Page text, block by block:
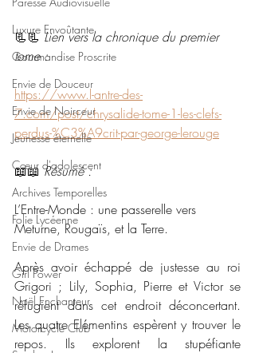
Luxure Envoûtante
Gourmandise Proscrite
Envie de Douceur
Envie de Noirceur
Jeunesse éternelle
Cœur d'adolescent
Archives Temporelles
Folie Lycéenne
Envie de Drames
Girl Power
Noël Enchanteur
Motorcycle Club
📃📃 Lien vers la chronique du premier
tome :
https://www.l-antre-des-
7.com/post/chrysalide-tome-1-les-clefs-
perdus-%C3%A9crit-par-george-lerouge
📖📖 Résumé :
L’Entre-Monde : une passerelle vers
Meturne, Rougaïs, et la Terre.
Après avoir échappé de justesse au roi
Grigori ; Lily, Sophia, Pierre et Victor se
réfugient dans cet endroit déconcertant.
Les quatre Elémentins espèrent y trouver le
repos. Ils explorent la stupéfiante